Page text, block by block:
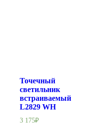
Точечный
светильник
встраиваемый
L2829 WH
3 175₽